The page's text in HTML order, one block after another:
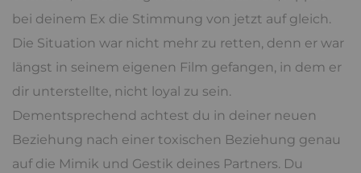
bei deinem Ex die Stimmung von jetzt auf gleich.
Die Situation war nicht mehr zu retten, denn er war
längst in seinem eigenen Film gefangen, in dem er
dir unterstellte, nicht loyal zu sein.
Dementsprechend achtest du in deiner neuen
Beziehung nach einer toxischen Beziehung genau
auf die Mimik und Gestik deines Partners. Du